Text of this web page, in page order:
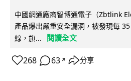
中國網通廠商智博通電子（Zbtlink
產品爆出嚴重安全漏洞，被發現每
線，旗...
閱讀全文
268 63 ↗ 分享